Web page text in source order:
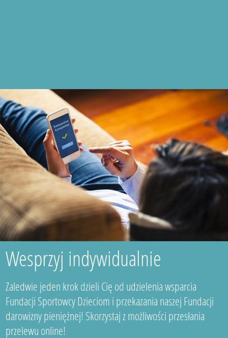
Wesprzyj indywidualnie
Zaledwie jeden krok dzieli Cię od udzielenia wsparcia
Fundacji Sportowcy Dzieciom i przekazania naszej Fundacji
darowizny pieniężnej! Skorzystaj z możliwości przesłania
przelewu online!